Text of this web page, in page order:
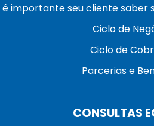
é importante seu cliente saber
Ciclo de
Ciclo de
Parcerias e
CONSULTAS